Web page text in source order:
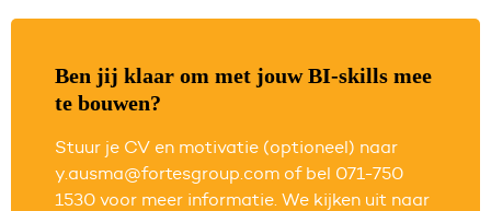
Ben jij klaar om met jouw BI-skills mee
te bouwen?
Stuur je CV en motivatie (optioneel) naar
y.ausma@fortesgroup.com of bel 071-750
1530 voor meer informatie. We kijken uit naar